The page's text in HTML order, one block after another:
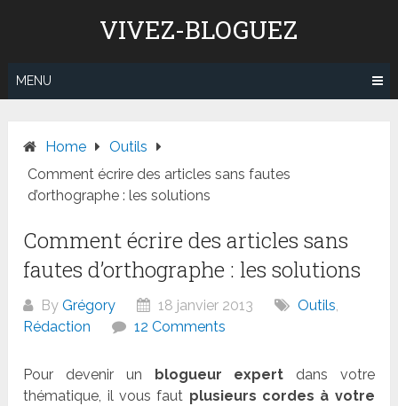
VIVEZ-BLOGUEZ
MENU
Home
Outils
Comment écrire des articles sans fautes
d’orthographe : les solutions
Comment écrire des articles sans
fautes d’orthographe : les solutions
ByGrégory 18 janvier 2013 Outils,
Rédaction
12 Comments
Pour devenir un blogueur expert dans votre
thématique, il vous faut plusieurs cordes à votre